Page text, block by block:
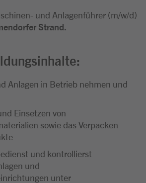
und Anlagenführer (m/w/d)
Strand.
Anlagen in Betrieb nehmen und
Einsetzen von
sowie das Verpacken
und kontrollierst
und
unter